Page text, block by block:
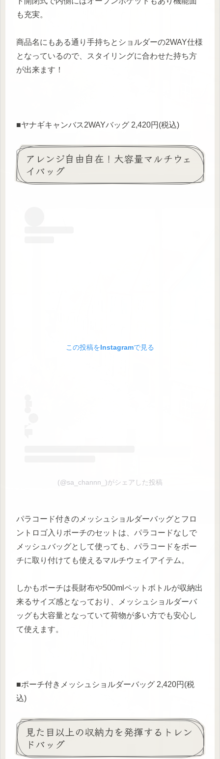
も充実。
商品名にもある通り手持ちとショルダーの2WAY仕様
となっているので、スタイリングに合わせた持ち方
が出来ます！
■ヤナギキャンバス2WAYバッグ 2,420円(税込)
アレンジ自由自在！大容量マルチウェ
イバッグ
この投稿をInstagramで見る
(@sa_channn_)がシェアした投稿
パラコード付きのメッシュショルダーバッグとフロ
ントロゴ入りポーチのセットは、パラコードなしで
メッシュバッグとして使っても、パラコードをポー
チに取り付けても使えるマルチウェイアイテム。
しかもポーチは長財布や500mlペットボトルが収納出
来るサイズ感となっており、メッシュショルダーバ
ッグも大容量となっていて荷物が多い方でも安心し
て使えます。
■ポーチ付きメッシュショルダーバッグ 2,420円(税
込)
見た目以上の収納力を発揮するトレン
ドバッグ